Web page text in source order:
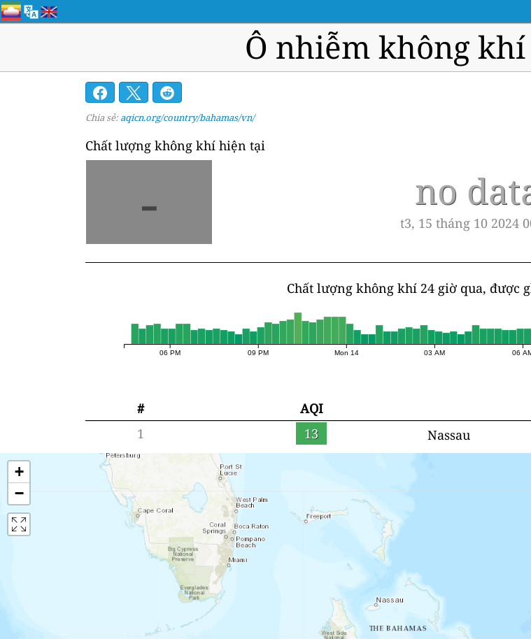
Ô nhiễm không
Chia sẻ: aqicn.org/country/bahamas/vn/
Chất lượng không khí hiện tại
- no
t3, 15 tháng 10 2024
Chất lượng không khí 24 giờ qua, được
06 PM 09 PM Mon 14 03 AM 06
# AQI
1
13 Nassau
+
−